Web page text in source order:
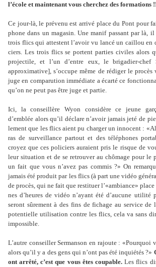
l’école et main­te­nant vous cher­chez des for­ma­tions
Ce jour-là, le pré­venu est arrivé place du Pont pour
phone dans un maga­sin. Une manif pas­sant par là,
trois flics qui attes­tent l’avoir vu lancé un caillou en
ciers. Les trois flics se por­tent par­ties civi­les alors
pro­jec­tile, et l’un d’entre eux, le bri­ga­dier-chef
approximative], s’occupe même de rédi­ger le
juge en com­pa­ru­tion immé­diate a écarté ce
qu’on ne peut pas être juge et partie.
Ici, la conseillère Wyon consi­dère ce jeune
d’emblée alors qu’il déclare n’avoir jamais jeté de
le­ment que les flics aient pu char­ger un inno­cent :
ras de sur­veillance par­tout et des télé­pho­nes
croyez que ces poli­ciers auraient pris le risque de
leur situa­tion et de se retrou­ver au chô­mage pour le
un fait que vous n’avez pas commis ?» On
jamais été pro­duit par les flics (à part une vidéo
de procès, qui ne fait que res­ti­tuer l’«ambiance»
nes d’heures de vidéo n’ayant été d’aucune uti­lité
seront sûre­ment à des fins de fichage au ser­vice
poten­tielle uti­li­sa­tion contre les flics, cela va sans
impos­si­ble.
L’autre conseiller Sermanson en rajoute : «Pourquoi
alors qu’il y a des gens qui n’ont pas été inquié­tés ?»
ont arrêté, c’est que vous êtes cou­pa­ble. Les flics